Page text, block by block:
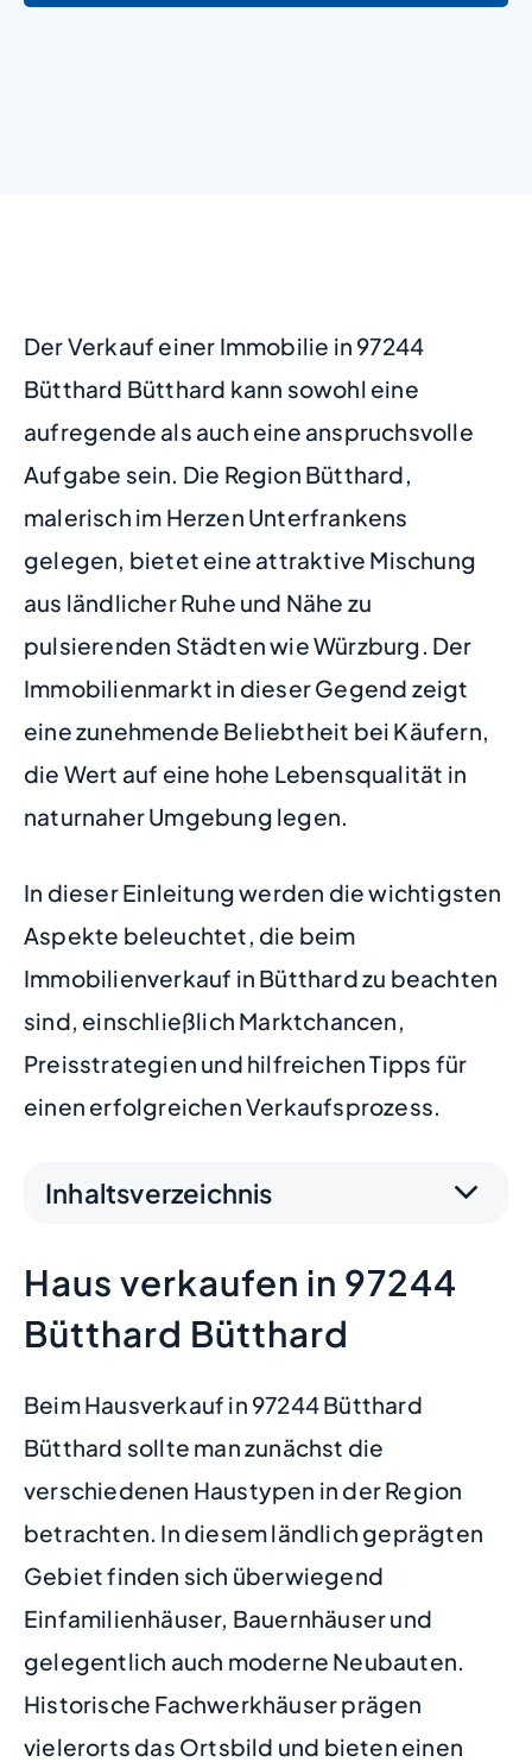
Der Verkauf einer Immobilie in 97244
Bütthard Bütthard kann sowohl eine
aufregende als auch eine anspruchsvolle
Aufgabe sein. Die Region Bütthard,
malerisch im Herzen Unterfrankens
gelegen, bietet eine attraktive Mischung
aus ländlicher Ruhe und Nähe zu
pulsierenden Städten wie Würzburg. Der
Immobilienmarkt in dieser Gegend zeigt
eine zunehmende Beliebtheit bei Käufern,
die Wert auf eine hohe Lebensqualität in
naturnaher Umgebung legen.
In dieser Einleitung werden die wichtigsten
Aspekte beleuchtet, die beim
Immobilienverkauf in Bütthard zu beachten
sind, einschließlich Marktchancen,
Preisstrategien und hilfreichen Tipps für
einen erfolgreichen Verkaufsprozess.
Inhaltsverzeichnis
Haus verkaufen in 97244
Bütthard Bütthard
Beim Hausverkauf in 97244 Bütthard
Bütthard sollte man zunächst die
verschiedenen Haustypen in der Region
betrachten. In diesem ländlich geprägten
Gebiet finden sich überwiegend
Einfamilienhäuser, Bauernhäuser und
gelegentlich auch moderne Neubauten.
Historische Fachwerkhäuser prägen
vielerorts das Ortsbild und bieten einen